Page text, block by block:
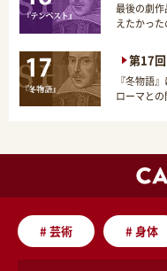
最後の劇
えたかった
第17
『冬物語
ローマと
#芸術 #身体